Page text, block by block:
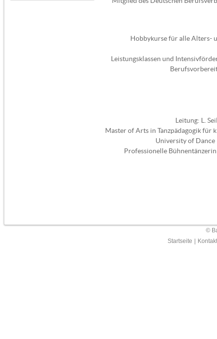
Hobbykurse für alle Alters-
Leistungsklassen und
Leitung: L.
Master of Arts in Tanzpädagogik für
University of Dance
Professionelle
©
Startseite
Kontakt